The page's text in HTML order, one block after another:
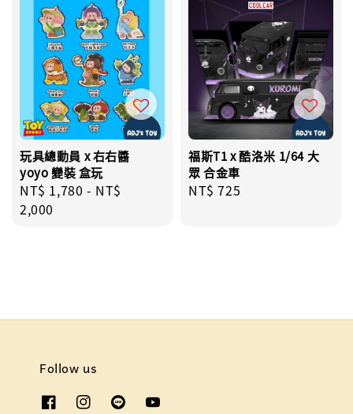
玩具總動員 x 右右醬
yoyo 變裝 盒玩
Regular
price
NT$ 1,780 - NT$
2,000
福斯T1 x 酷洛米 1/64 大
眾 合金車
Regular
NT$ 725
Follow us